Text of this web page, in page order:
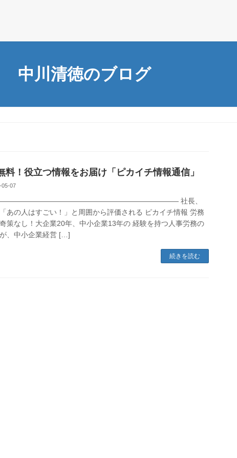
中川清徳のブログ
料！役立つ情報をお届け「ピカイチ情報通信」
05-07
社長、
あの人はすごい！」と周囲から評価される ピカイチ情報 労務
策なし！大企業20年、中小企業13年の 経験を持つ人事労務の
、中小企業経営 […]
続きを読む